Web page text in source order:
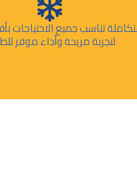
تناسب جميع الاحتياجات
لتجربة مريحة وأداء موفر